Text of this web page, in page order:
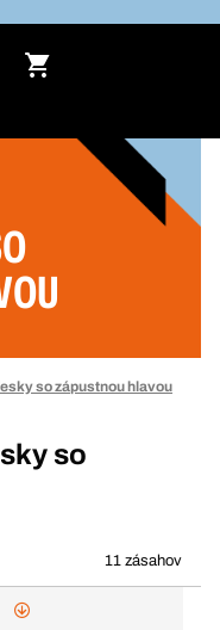
so zápustnou hlavou
so
11 zásahov